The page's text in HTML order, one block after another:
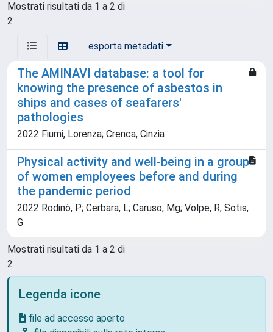
Mostrati risultati da 1 a 2 di
2
esporta metadati
The AMINAVI database: a tool for
knowing the presence of asbestos in
ships and cases of seafarers'
pathologies
2022 Fiumi, Lorenza; Crenca, Cinzia
Physical activity and well-being in a group
of women employees before and during
the pandemic period
2022 Rodinò, P; Cerbara, L; Caruso, Mg; Volpe, R; Sotis,
G
Mostrati risultati da 1 a 2 di
2
Legenda icone
file ad accesso aperto